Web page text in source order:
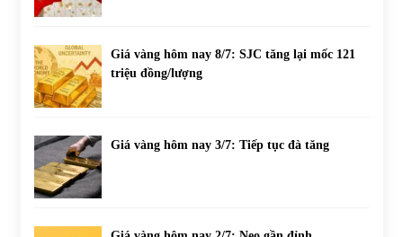
Giá vàng hôm nay 8/7: SJC tăng lại mốc 121
triệu đồng/lượng
Giá vàng hôm nay 3/7: Tiếp tục đà tăng